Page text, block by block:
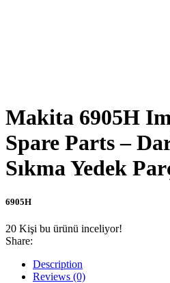
Makita 6905H
Spare Parts –
Sıkma Yedek
6905H
20 Kişi bu ürünü inceliyor!
Share:
Description
Reviews (0)